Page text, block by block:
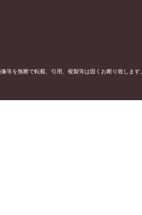
を無断で転載、引用、複製等は固くお断り致します。